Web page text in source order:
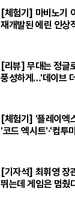
[체험기] 마비노기
재개발된 에린 인상
[리뷰] 무대는 정글
풍성하게…'데이브
[체험기] '플레이엑
'코드 엑시트'·'컴투
[기자석] 최휘영 장
뛰는데 게임은 멈췄